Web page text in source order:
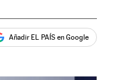
Añadir EL PAÍS en Google